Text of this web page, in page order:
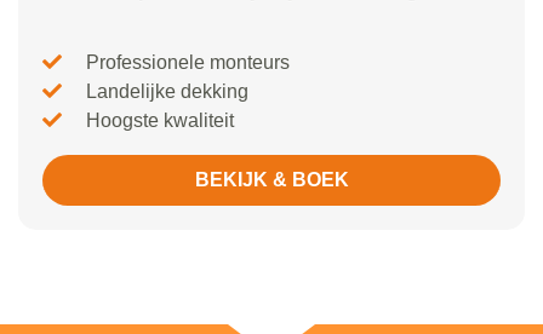
Professionele monteurs
Landelijke dekking
Hoogste kwaliteit
BEKIJK & BOEK